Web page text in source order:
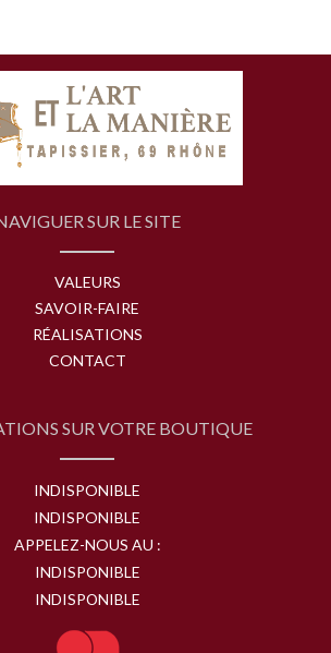
SUR LE SITE
VALEURS
SAVOIR-FAIRE
RÉALISATIONS
CONTACT
SUR VOTRE BOUTIQUE
INDISPONIBLE
INDISPONIBLE
APPELEZ-NOUS AU :
INDISPONIBLE
INDISPONIBLE